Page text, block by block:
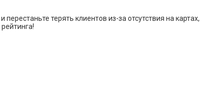
перестаньте терять клиентов из-за отсутствия на картах,